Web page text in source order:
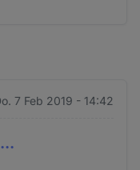
7 Feb 2019 - 14:42